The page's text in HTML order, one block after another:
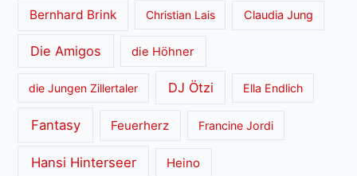
Bernhard Brink Christian Lais Claudia Jung
Die Amigos die Höhner
die Jungen Zillertaler DJ Ötzi Ella Endlich
Fantasy Feuerherz Francine Jordi
Hansi Hinterseer Heino